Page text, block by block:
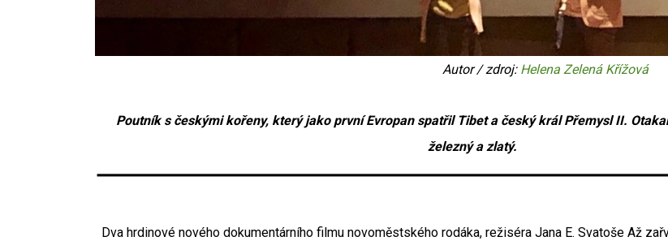
Autor / zdroj: Helena Zelená Křížová
Poutník s českými kořeny, který jako první Evropan spatřil Tibet a český král Přemysl II.
železný a zlatý.
Dva hrdinové nového dokumentárního filmu novoměstského rodáka, režiséra Jana E. Svatoše Až